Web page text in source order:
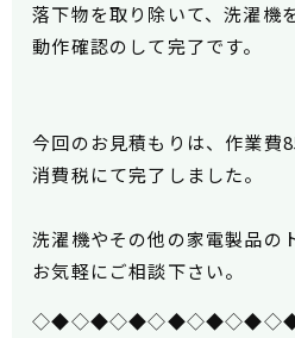
落下物を取り除いて、洗濯機
動作確認のして完了です。
今回のお見積もりは、作業費
消費税にて完了しました。
洗濯機やその他の家電製品の
お気軽にご相談下さい。